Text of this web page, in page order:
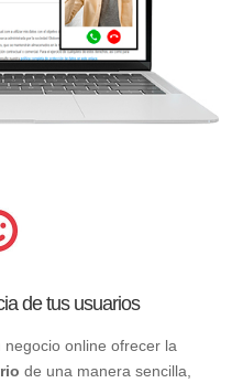
de tus usuarios
online ofrecer la
de una manera sencilla,